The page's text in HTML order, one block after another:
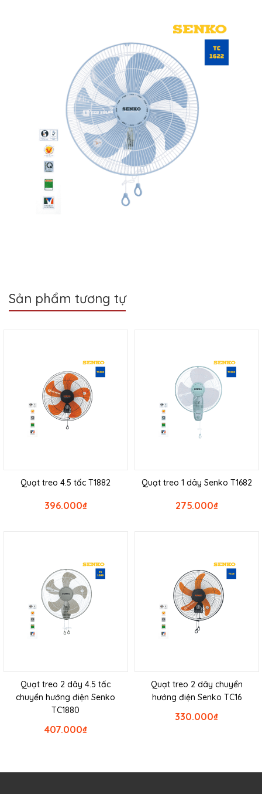
Sản phẩm tương tự
Quạt treo 4.5 tấc T1882
₫
396.000
Quạt treo 1 dây Senko T1682
₫
275.000
Quạt treo 2 dây 4.5 tấc
chuyển hướng điện Senko
TC1880
₫
407.000
Quạt treo 2 dây chuyển
hướng điện Senko TC16
₫
330.000